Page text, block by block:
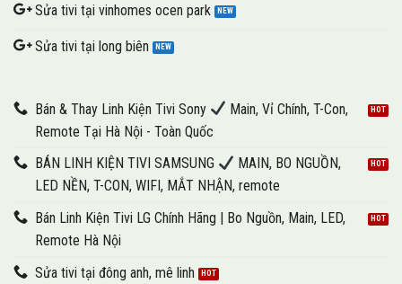
Sửa tivi tại vinhomes ocen park
Sửa tivi tại long biên
Bán & Thay Linh Kiện Tivi Sony
Main, Vỉ Chính, T-Con,
Remote Tại Hà Nội - Toàn Quốc
BÁN LINH KIỆN TIVI SAMSUNG
MAIN, BO NGUỒN,
LED NỀN, T-CON, WIFI, MẮT NHẬN, remote
Bán Linh Kiện Tivi LG Chính Hãng | Bo Nguồn, Main, LED,
Remote Hà Nội
Sửa tivi tại đông anh, mê linh